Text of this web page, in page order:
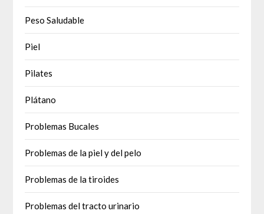
Peso Saludable
Piel
Pilates
Plátano
Problemas Bucales
Problemas de la piel y del pelo
Problemas de la tiroides
Problemas del tracto urinario